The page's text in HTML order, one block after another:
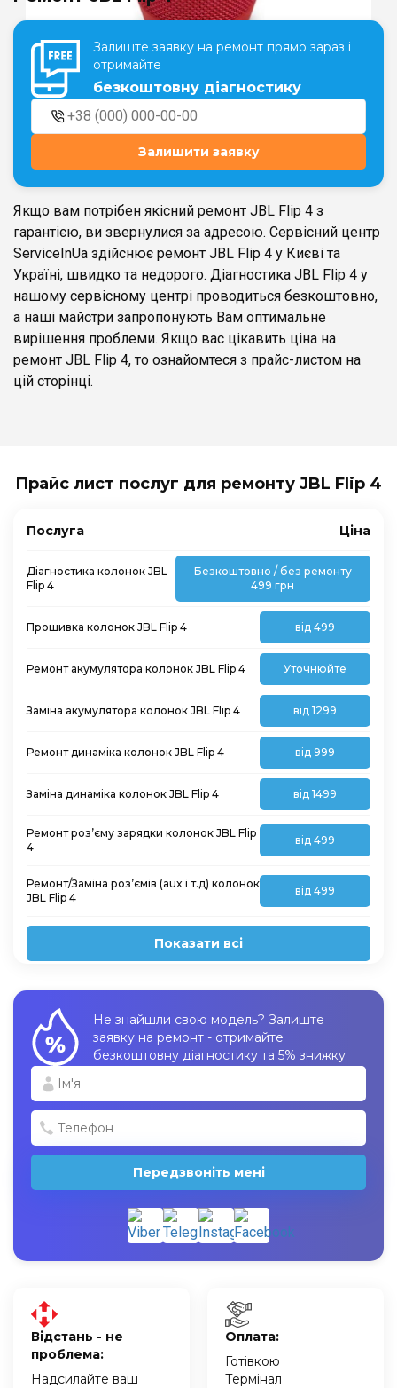
Театральна
м. Київ, вул. Хрещатик 44-A м. Київ, вул. Анни Ахматової, 30
Оболонь
м. Київ, ТЦ LAKE PLAZA, вул. Героїв
полку “Азов”, 12
Дарниця
м. Київ, Комфорт Таун, вул.
Березнева, 16, корпус 3
UK
Залиште заявку на ремонт прямо зараз і
отримайте
безкоштовну діагностику
Залишити заявку
Якщо вам потрібен якісний ремонт JBL Flip 4 з
гарантією, ви звернулися за адресою. Сервісний центр
ServiceInUa здійснює ремонт JBL Flip 4 у Києві та
Україні, швидко та недорого. Діагностика JBL Flip 4 у
нашому сервісному центрі проводиться безкоштовно,
а наші майстри запропонують Вам оптимальне
вирішення проблеми. Якщо вас цікавить ціна на
ремонт JBL Flip 4, то ознайомтеся з прайс-листом на
цій сторінці.
Прайс лист послуг для ремонту JBL Flip 4
Послуга Ціна
Діагностика колонок JBL
Flip 4
Безкоштовно / без ремонту
499 грн
Прошивка колонок JBL Flip 4 від 499
Ремонт акумулятора колонок JBL Flip 4 Уточнюйте
Заміна акумулятора колонок JBL Flip 4 від 1299
Ремонт динаміка колонок JBL Flip 4 від 999
Заміна динаміка колонок JBL Flip 4 від 1499
Ремонт роз’єму зарядки колонок JBL Flip
4
від 499
Ремонт/Заміна роз’ємів (aux і т.д) колонок
JBL Flip 4
від 499
Показати всі
Не знайшли свою модель? Залиште
заявку на ремонт - отримайте
безкоштовну діагностику та 5% знижку
Передзвоніть мені
Відстань - не
проблема:
Надсилайте ваш
Оплата:
Готівкою
Термінал